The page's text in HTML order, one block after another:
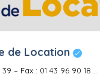
de Location
– Fax : 01 43 96 90 18 ...